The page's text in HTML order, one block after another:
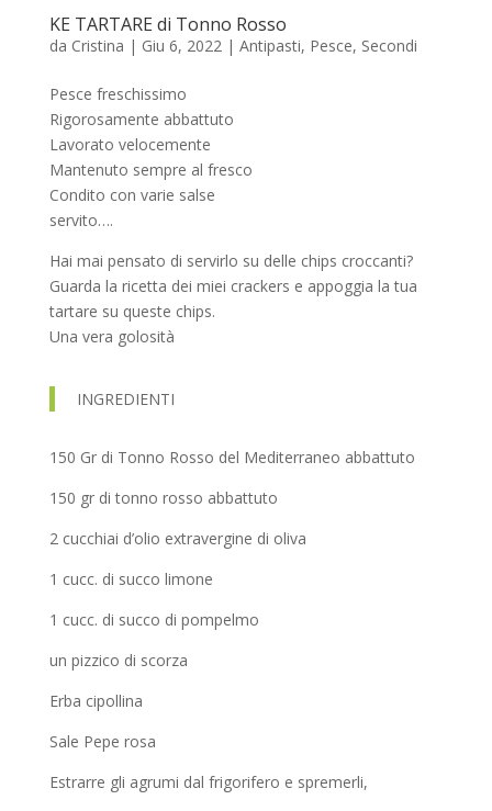
KE TARTARE di Tonno Rosso
da Cristina | Giu 6, 2022| Antipasti, Pesce, Secondi
Pesce freschissimo
Rigorosamente abbattuto
Lavorato velocemente
Mantenuto sempre al fresco
Condito con varie salse
servito….
Hai mai pensato di servirlo su delle chips croccanti?
Guarda la ricetta dei miei crackers e appoggia la tua
tartare su queste chips.
Una vera golosità
INGREDIENTI
150 Gr di Tonno Rosso del Mediterraneo abbattuto
150 gr di tonno rosso abbattuto
2 cucchiai d’olio extravergine di oliva
1 cucc. di succo limone
1 cucc. di succo di pompelmo
un pizzico di scorza
Erba cipollina
Sale Pepe rosa
Estrarre gli agrumi dal frigorifero e spremerli,